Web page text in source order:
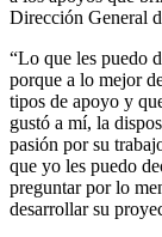
Dirección General
“Lo que les puedo
porque a lo mejor
tipos de apoyo y
gustó a mí, la
pasión por su
que yo les puedo
preguntar por lo
desarrollar su